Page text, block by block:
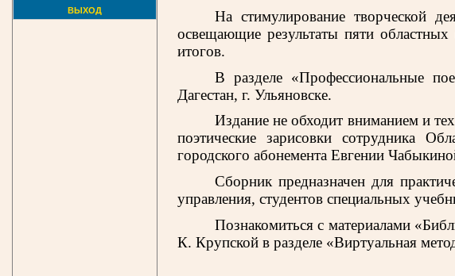
ВЫХОД
На стимулирование творческой
освещающие результаты пяти
итогов.
В разделе «Профессиональные
Дагестан, г. Ульяновске.
Издание не обходит вниманием и
поэтические зарисовки сотрудника
городского абонемента Евгении
Сборник предназначен для
управления, студентов специальных
Познакомиться с материалами
К. Крупской в разделе «Виртуальная